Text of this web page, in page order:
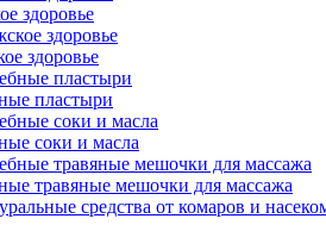
здоровье
здоровье
пластыри
соки и масла
травяные мешочки для массажа